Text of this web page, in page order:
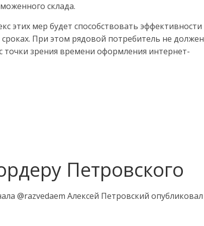
склада.
этих мер будет способствовать эффективности
При этом рядовой потребитель не должен
точки зрения времени оформления интернет-
Петровского
@razvedaem Алексей Петровский опубликовал